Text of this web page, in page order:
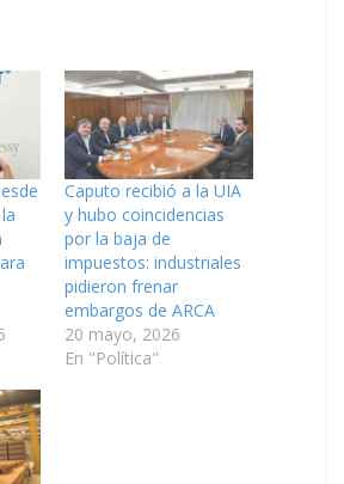
Caputo recibió a la UIA
y hubo coincidencias
por la baja de
impuestos: industriales
pidieron frenar
embargos de ARCA
20 mayo, 2026
En "Política"